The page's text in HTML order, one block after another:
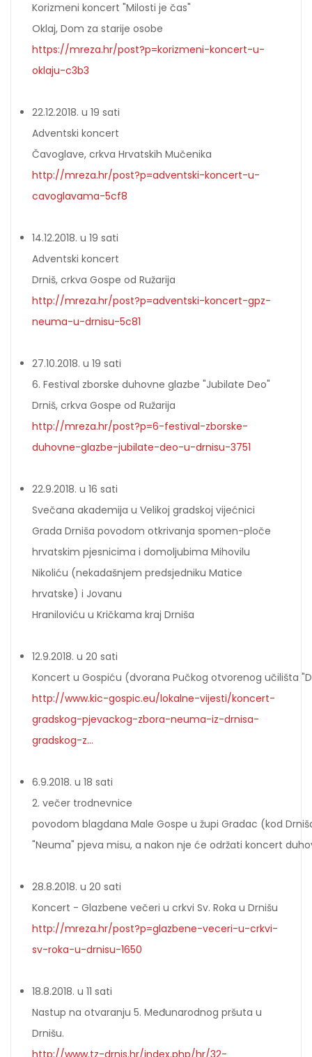
Korizmeni koncert "Milosti je čas"
Oklaj, Dom za starije osobe
https://mreza.hr/post?p=korizmeni-koncert-u-
oklaju-c3b3
22.12.2018. u 19 sati
Adventski koncert
Čavoglave, crkva Hrvatskih Mučenika
http://mreza.hr/post?p=adventski-koncert-u-
cavoglavama-5cf8
14.12.2018. u 19 sati
Adventski koncert
Drniš, crkva Gospe od Ružarija
http://mreza.hr/post?p=adventski-koncert-gpz-
neuma-u-drnisu-5c81
27.10.2018. u 19 sati
6. Festival zborske duhovne glazbe "Jubilate Deo"
Drniš, crkva Gospe od Ružarija
http://mreza.hr/post?p=6-festival-zborske-
duhovne-glazbe-jubilate-deo-u-drnisu-3751
22.9.2018. u 16 sati
Svečana akademija u Velikoj gradskoj vijećnici
Grada Drniša povodom otkrivanja spomen-ploče
hrvatskim pjesnicima i domoljubima Mihovilu
Nikoliću (nekadašnjem predsjedniku Matice
hrvatske) i Jovanu
Hraniloviću u Kričkama kraj Drniša
12.9.2018. u 20 sati
Koncert u Gospiću (dvorana Pučkog otvorenog učilišta
http://www.kic-gospic.eu/lokalne-vijesti/koncert-
gradskog-pjevackog-zbora-neuma-iz-drnisa-
gradskog-z...
6.9.2018. u 18 sati
2. večer trodnevnice
povodom blagdana Male Gospe u župi Gradac (kod
"Neuma" pjeva misu, a nakon nje će održati koncert
28.8.2018. u 20 sati
Koncert - Glazbene večeri u crkvi Sv. Roka u Drnišu
http://mreza.hr/post?p=glazbene-veceri-u-crkvi-
sv-roka-u-drnisu-1650
18.8.2018. u 11 sati
Nastup na otvaranju 5. Međunarodnog pršuta u
Drnišu.
http://www.tz-drnis.hr/index.php/hr/32-